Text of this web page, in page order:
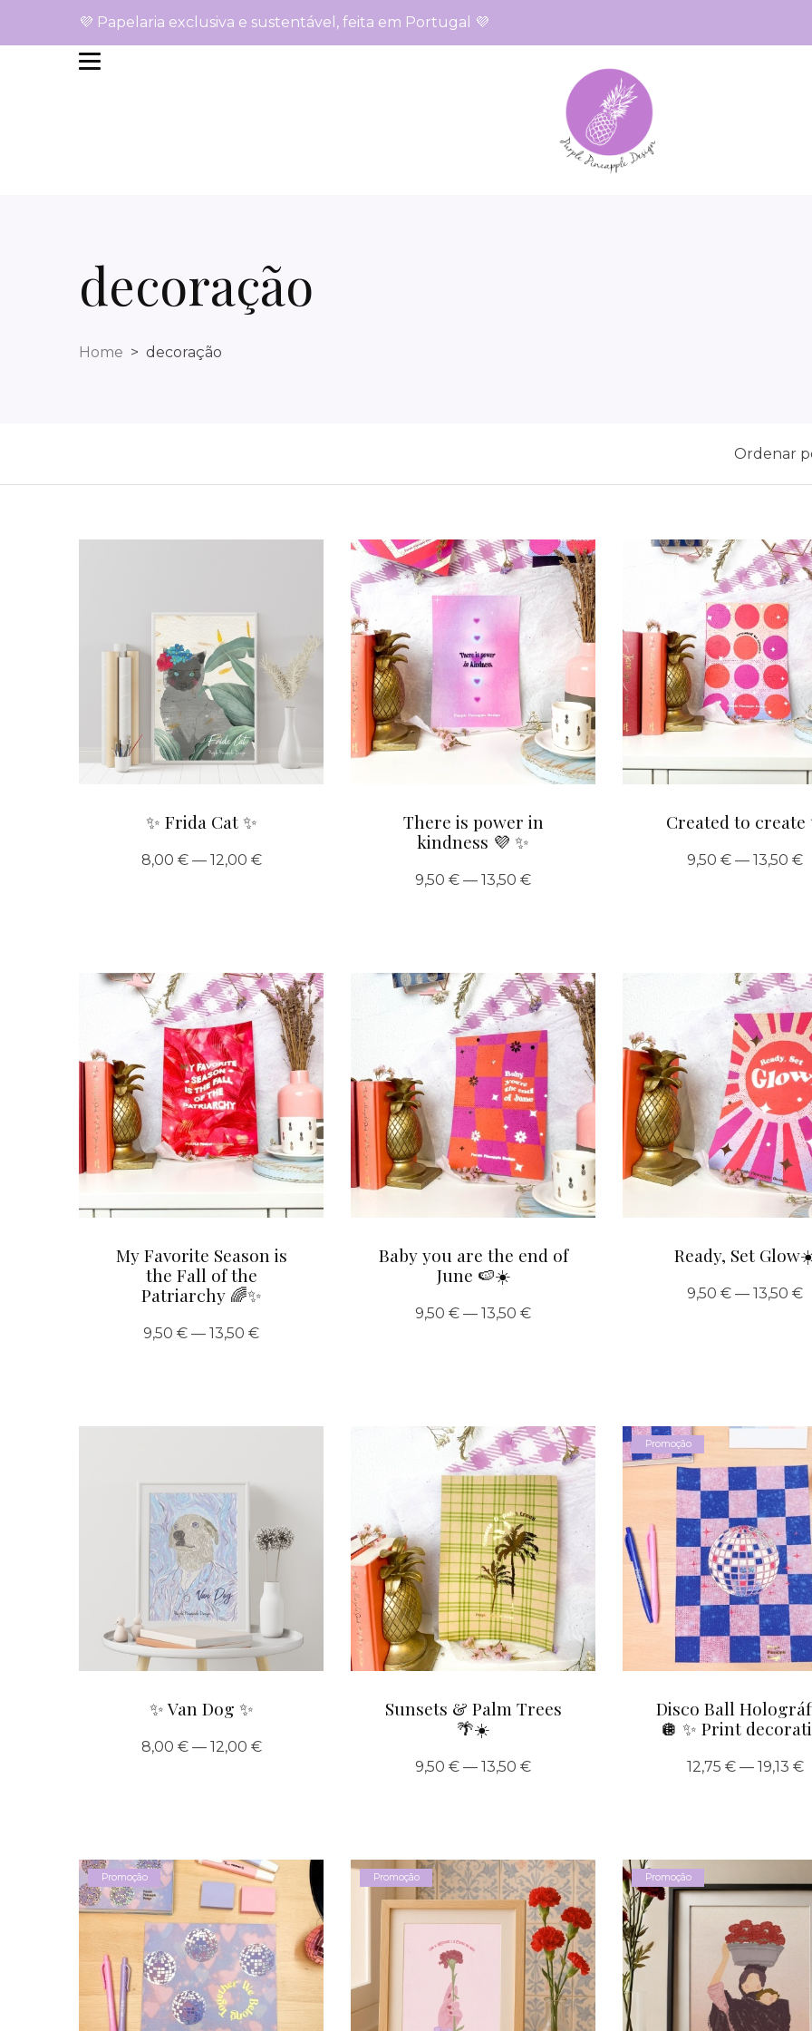
💜 Papelaria exclusiva e sustentável, feita em Portugal 💜
decoração
Home decoração
Ordenar
✨ Frida Cat ✨
8,00 € — 12,00 €
There is power in
kindness 💜 ✨
9,50 € — 13,50 €
Created to create
9,50 € — 13,50 €
My Favorite Season is
the Fall of the
Patriarchy 🌈✨
9,50 € — 13,50 €
Baby you are the end of
June 🍉☀️
9,50 € — 13,50 €
Ready, Set
9,50 € — 13,50 €
✨ Van Dog ✨
8,00 € — 12,00 €
Sunsets & Palm Trees
🌴☀️
9,50 € — 13,50 €
Promoção
Disco Ball
🪩 ✨ Print
12,75 € — 19,13 €
Promoção Promoção Promoção